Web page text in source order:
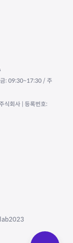
: 09:30~17:30 / 주
식회사 | 등록번호: